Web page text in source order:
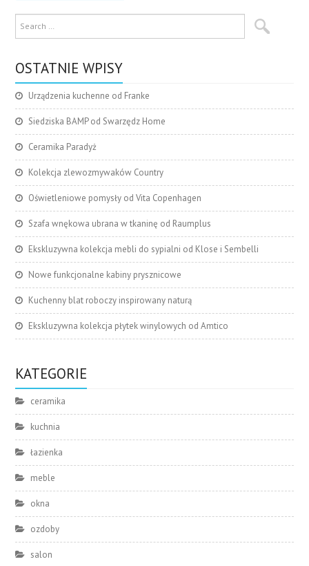
OSTATNIE WPISY
Urządzenia kuchenne od Franke
Siedziska BAMP od Swarzędz Home
Ceramika Paradyż
Kolekcja zlewozmywaków Country
Oświetleniowe pomysły od Vita Copenhagen
Szafa wnękowa ubrana w tkaninę od Raumplus
Ekskluzywna kolekcja mebli do sypialni od Klose i Sembelli
Nowe funkcjonalne kabiny prysznicowe
Kuchenny blat roboczy inspirowany naturą
Ekskluzywna kolekcja płytek winylowych od Amtico
KATEGORIE
ceramika
kuchnia
łazienka
meble
okna
ozdoby
salon